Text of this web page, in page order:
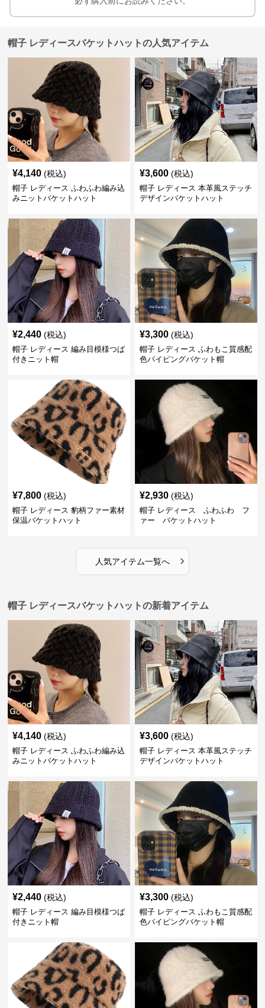
帽子 レディースバケットハットの人気アイテム
¥4,140 (税込)
帽子 レディース ふわふわ編み込
みニットバケットハット
¥3,600 (税込)
帽子 レディース 本革風ステッチ
デザインバケットハット
¥2,440 (税込)
帽子 レディース 編み目模様つば
付きニット帽
¥3,300 (税込)
帽子 レディース ふわもこ質感配
色パイピングバケット帽
¥7,800 (税込)
帽子 レディース 豹柄ファー素材
保温バケットハット
¥2,930 (税込)
帽子 レディース ふわふわ フ
ァー バケットハット
人気アイテム一覧へ ›
帽子 レディースバケットハットの新着アイテム
¥4,140 (税込)
帽子 レディース ふわふわ編み込
みニットバケットハット
¥3,600 (税込)
帽子 レディース 本革風ステッチ
デザインバケットハット
¥2,440 (税込)
帽子 レディース 編み目模様つば
付きニット帽
¥3,300 (税込)
帽子 レディース ふわもこ質感配
色パイピングバケット帽